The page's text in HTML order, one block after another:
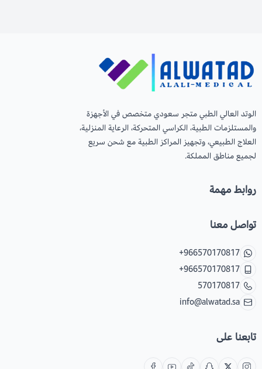
الوتد العالي الطبي متجر سعودي متخصص في الأجهزة
والمستلزمات الطبية، الكراسي المتحركة، الرعاية المنزلية،
العلاج الطبيعي، وتجهيز المراكز الطبية مع شحن سريع
لجميع مناطق المملكة.
روابط مهمة
تواصل معنا
+966570170817
+966570170817
570170817
info@alwatad.sa
تابعنا على